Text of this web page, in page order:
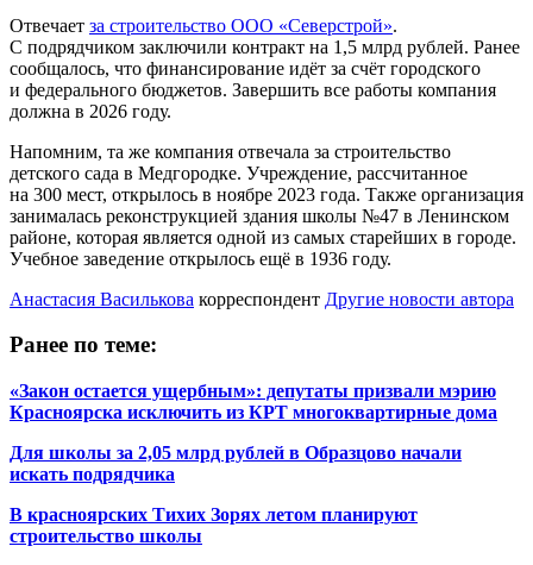
Отвечает за строительство ООО «Северстрой».
С подрядчиком заключили контракт на 1,5 млрд рублей. Ранее
сообщалось, что финансирование идёт за счёт городского
и федерального бюджетов. Завершить все работы компания
должна в 2026 году.
Напомним, та же компания отвечала за строительство
детского сада в Медгородке. Учреждение, рассчитанное
на 300 мест, открылось в ноябре 2023 года. Также организация
занималась реконструкцией здания школы №47 в Ленинском
районе, которая является одной из самых старейших в городе.
Учебное заведение открылось ещё в 1936 году.
Анастасия Василькова корреспондент Другие новости автора
Ранее по теме:
«Закон остается ущербным»: депутаты призвали мэрию
Красноярска исключить из КРТ многоквартирные дома
Для школы за 2,05 млрд рублей в Образцово начали
искать подрядчика
В красноярских Тихих Зорях летом планируют
строительство школы